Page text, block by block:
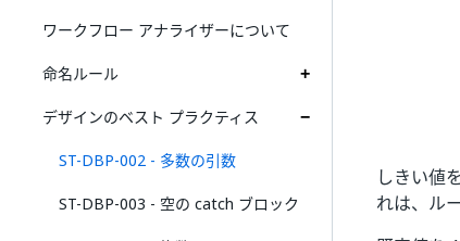
ワークフロー アナライザーについて
命名ルール
デザインのベスト プラクティス
ST-DBP-002 - 多数の引数
ST-DBP-003 - 空の catch ブロック
しきい値
れは、ル